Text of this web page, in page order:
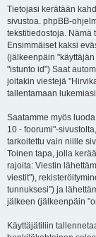
Tietojasi kerätään
sivustoa. phpBB-
tekstitiedostoja. Nämä
Ensimmäiset kaksi
(jälkeenpäin
"istunto id") Saat
joitakin viestejä
tallentamaan
Saatamme myös
10 - foorumi"-
tarkoitettu vain niille
Toinen tapa, jolla
rajoita: Viestin
viestit"),
tunnuksesi") ja
jälkeen (jälkeenpäin
Käyttäjätiliin